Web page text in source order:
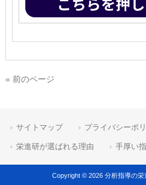
« 前のページ
サイトマップ プライバシーポ
栄進研が選ばれる理由 手厚い
Copyright © 2026 分析指導の栄